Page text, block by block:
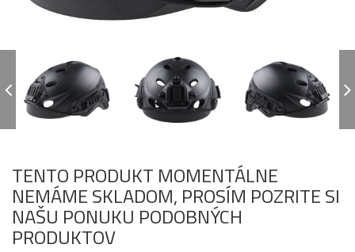
TENTO PRODUKT MOMENTÁLNE
NEMÁME SKLADOM, PROSÍM POZRITE SI
NAŠU PONUKU PODOBNÝCH
PRODUKTOV